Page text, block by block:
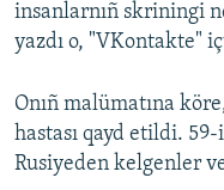
insanlarnıñ skriningi
yazdı o, "VKontakte"
Onıñ malümatına
hastası qayd etildi.
Rusiyeden kelgenler